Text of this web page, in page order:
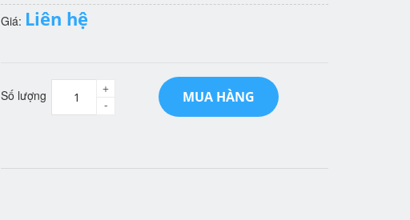
Giá: Liên hệ
Số lượng
-
+ MUA HÀNG